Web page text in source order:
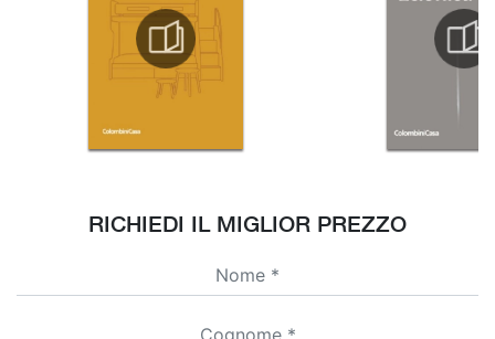
RICHIEDI IL MIGLIOR PREZZO